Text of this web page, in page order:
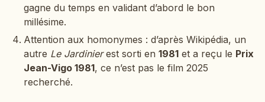
gagne du temps en validant d’abord le bon
millésime.
Attention aux homonymes : d’après Wikipédia, un
autre Le Jardinierest sorti en 1981 et a reçu le Prix
Jean-Vigo 1981, ce n’est pas le film 2025
recherché.